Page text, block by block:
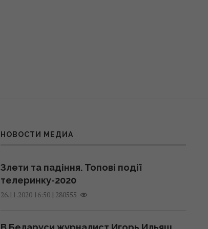
НОВОСТИ МЕДИА
Злети та падіння. Топові події
телеринку-2020
26.11.2020 16:50| 280555